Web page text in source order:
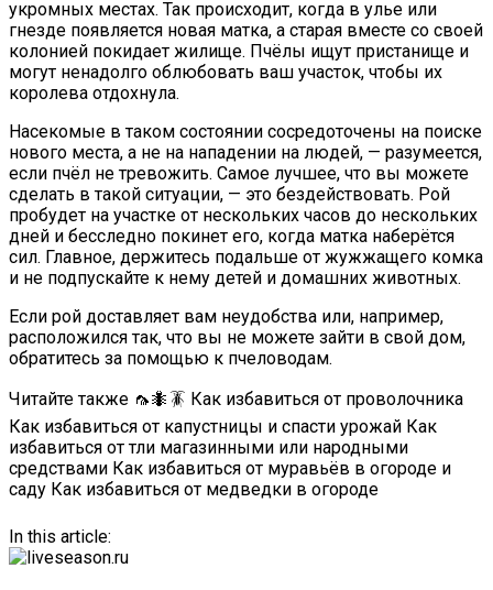
укромных местах. Так происходит, когда в улье или
гнезде появляется новая матка, а старая вместе со своей
колонией покидает жилище. Пчёлы ищут пристанище и
могут ненадолго облюбовать ваш участок, чтобы их
королева отдохнула.
Насекомые в таком состоянии сосредоточены на поиске
нового места, а не на нападении на людей, — разумеется,
если пчёл не тревожить. Самое лучшее, что вы можете
сделать в такой ситуации, — это бездействовать. Рой
пробудет на участке от нескольких часов до нескольких
дней и бесследно покинет его, когда матка наберётся
сил. Главное, держитесь подальше от жужжащего комка
и не подпускайте к нему детей и домашних животных.
Если рой доставляет вам неудобства или, например,
расположился так, что вы не можете зайти в свой дом,
обратитесь за помощью к пчеловодам.
Читайте также 🦟🐜🪳 Как избавиться от проволочника
Как избавиться от капустницы и спасти урожай Как
избавиться от тли магазинными или народными
средствами Как избавиться от муравьёв в огороде и
саду Как избавиться от медведки в огороде
In this article: